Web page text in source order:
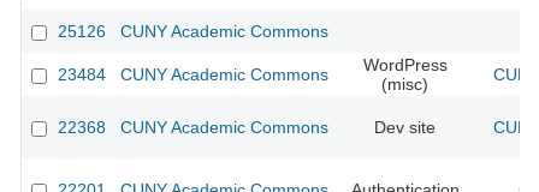
25126 CUNY Academic Commons
23484 CUNY Academic Commons
WordPress
(misc)
22368 CUNY Academic Commons Dev site